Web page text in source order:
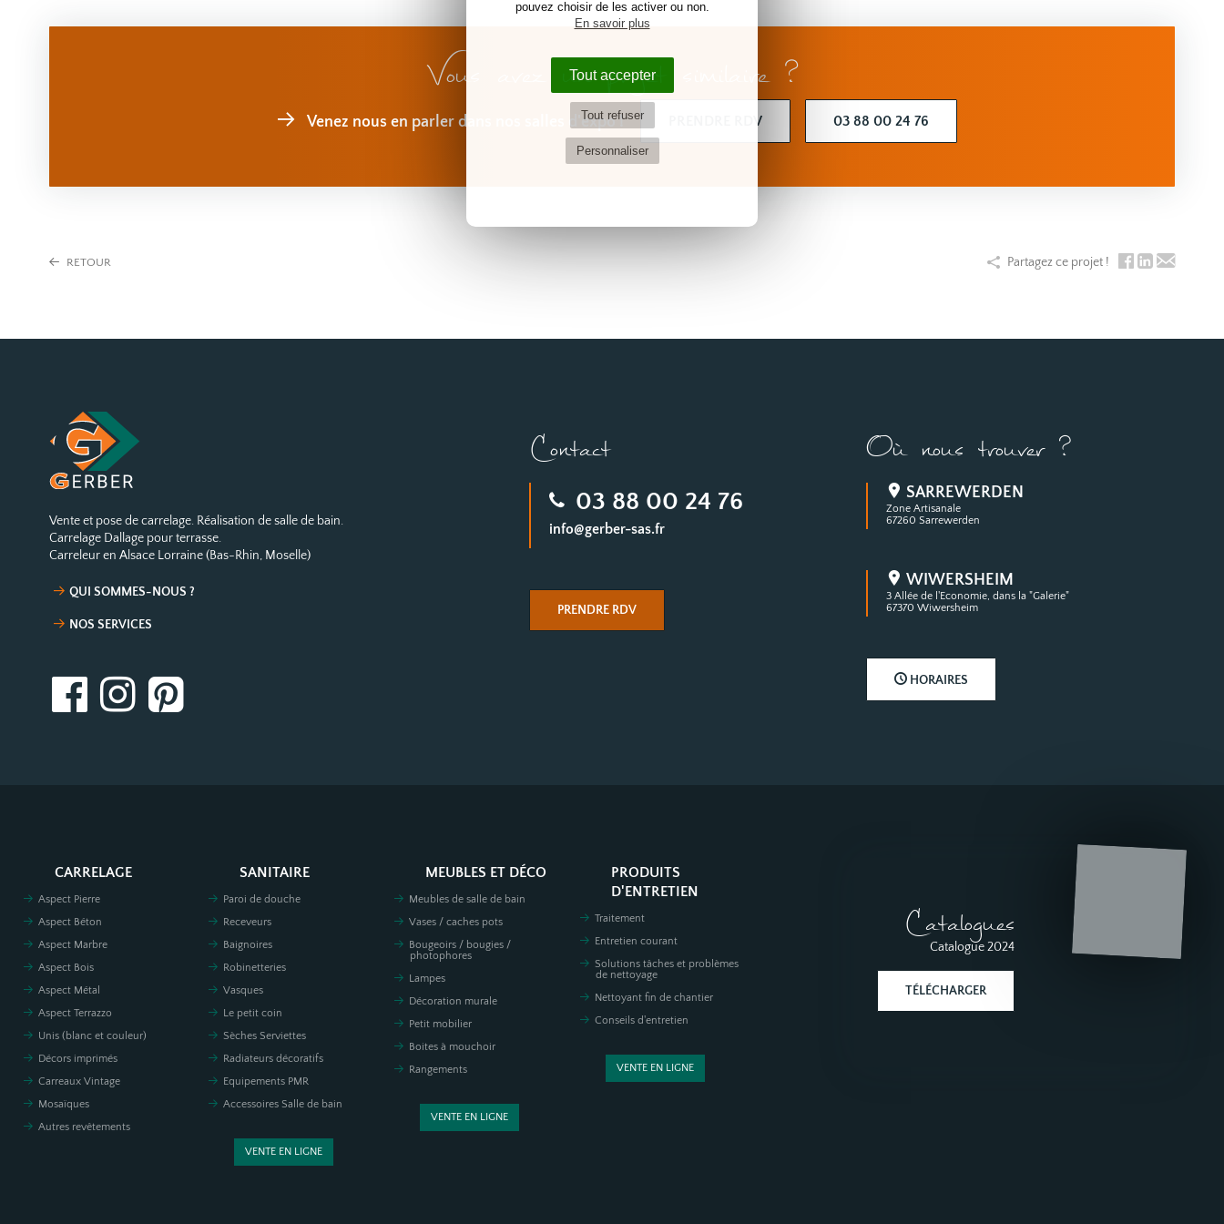
pouvez choisir de les activer ou non.
En savoir plus
Tout accepter
Tout refuser
Personnaliser
Vous avez un projet similaire ?
Venez nous en parler dans nos salles d'expo ! PRENDRE RDV 03 88 00 24 76
RETOUR Partagez ce projet !
Vente et pose de carrelage. Réalisation de salle de bain.
Carrelage Dallage pour terrasse.
Carreleur en Alsace Lorraine (Bas-Rhin, Moselle)
QUI SOMMES-NOUS ?
NOS SERVICES
Contact
03 88 00 24 76
info@gerber-sas.fr
PRENDRE RDV
Où nous trouver ?
SARREWERDEN
Zone Artisanale
67260 Sarrewerden
WIWERSHEIM
3 Allée de l'Economie, dans la "Galerie"
67370 Wiwersheim
HORAIRES
CARRELAGE
Aspect Pierre
Aspect Béton
Aspect Marbre
Aspect Bois
Aspect Métal
Aspect Terrazzo
Unis (blanc et couleur)
Décors imprimés
Carreaux Vintage
Mosaïques
Autres revêtements
SANITAIRE
Paroi de douche
Receveurs
Baignoires
Robinetteries
Vasques
Le petit coin
Sèches Serviettes
Radiateurs décoratifs
Equipements PMR
Accessoires Salle de bain
VENTE EN LIGNE
MEUBLES ET DÉCO
Meubles de salle de bain
Vases / caches pots
Bougeoirs / bougies /
photophores
Lampes
Décoration murale
Petit mobilier
Boites à mouchoir
Rangements
VENTE EN LIGNE
PRODUITS
D'ENTRETIEN
Traitement
Entretien courant
Solutions tâches et problèmes
de nettoyage
Nettoyant fin de chantier
Conseils d'entretien
VENTE EN LIGNE
Catalogues
Catalogue 2024
TÉLÉCHARGER